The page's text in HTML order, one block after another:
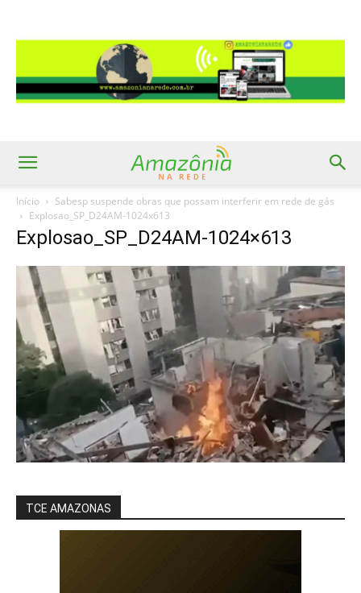
Início
Sabesp suspende obras que possam interferir em rede de gás
Explosao_SP_D24AM-1024x613
Explosao_SP_D24AM-1024×613
TCE AMAZONAS